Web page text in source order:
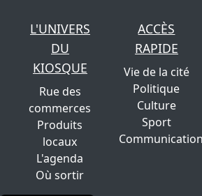
L'UNIVERS
DU
KIOSQUE
Rue des
commerces
Produits
locaux
L'agenda
Où sortir
ACCÈS
RAPIDE
Vie de la cité
Politique
Culture
Sport
Communication